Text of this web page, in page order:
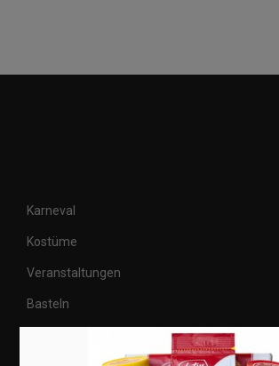
Karneval
Kostüme
Veranstaltungen
Basteln